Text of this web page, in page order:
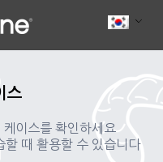
스
이스를 확인하세요
할 때 활용할 수 있습니다